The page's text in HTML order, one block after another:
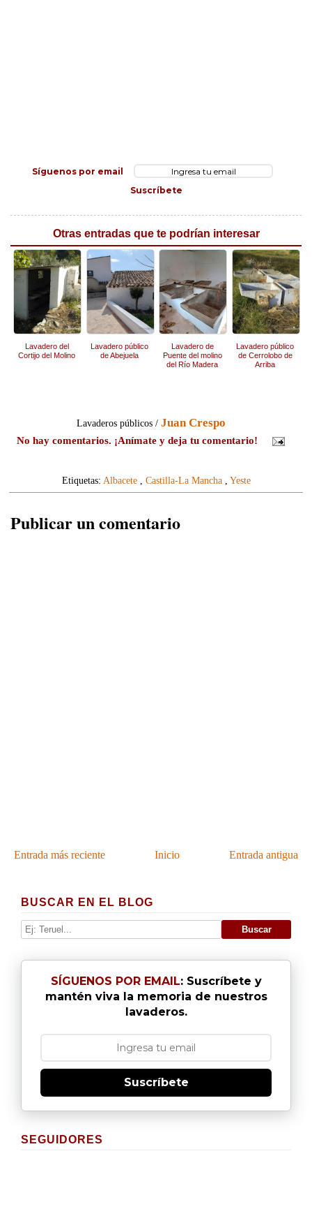
Síguenos por email
Suscríbete
Otras entradas que te podrían interesar
Lavadero del
Cortijo del Molino
Lavadero público
de Abejuela
Lavadero de
Puente del molino
del Río Madera
Lavadero público
de Cerrolobo de
Arriba
Lavaderos públicos / Juan Crespo
No hay comentarios. ¡Anímate y deja tu comentario!
Etiquetas: Albacete, Castilla-La Mancha, Yeste
Publicar un comentario
Entrada más reciente Entrada antigua
Inicio
BUSCAR EN EL BLOG
SÍGUENOS POR EMAIL: Suscríbete y
mantén viva la memoria de nuestros
lavaderos.
Suscríbete
SEGUIDORES